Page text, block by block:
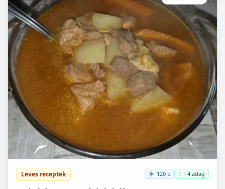
Leves receptek 120 p 🍽️ 4 adag